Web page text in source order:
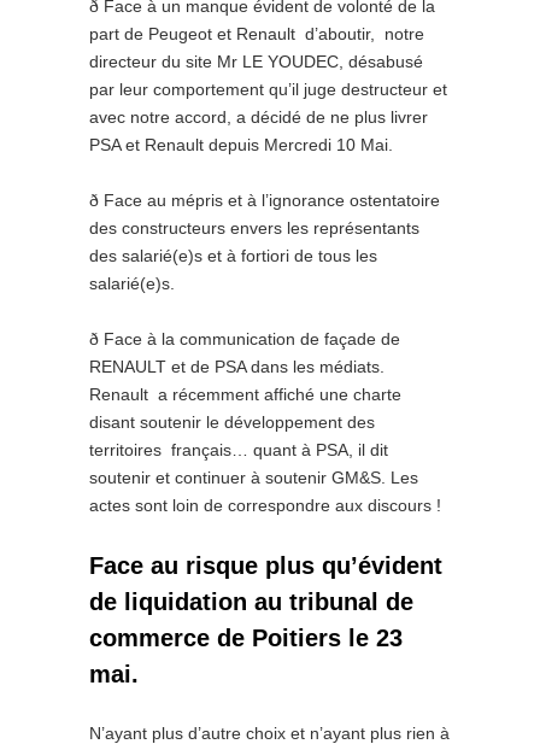
ð Face à un manque évident de volonté de la
part de Peugeot et Renault d’aboutir, notre
directeur du site Mr LE YOUDEC, désabusé
par leur comportement qu’il juge destructeur et
avec notre accord, a décidé de ne plus livrer
PSA et Renault depuis Mercredi 10 Mai.
ð Face au mépris et à l’ignorance ostentatoire
des constructeurs envers les représentants
des salarié(e)s et à fortiori de tous les
salarié(e)s.
ð Face à la communication de façade de
RENAULT et de PSA dans les médiats.
Renault a récemment affiché une charte
disant soutenir le développement des
territoires français… quant à PSA, il dit
soutenir et continuer à soutenir GM&S. Les
actes sont loin de correspondre aux discours !
Face au risque plus qu’évident
de liquidation au tribunal de
commerce de Poitiers le 23
mai.
N’ayant plus d’autre choix et n’ayant plus rien à